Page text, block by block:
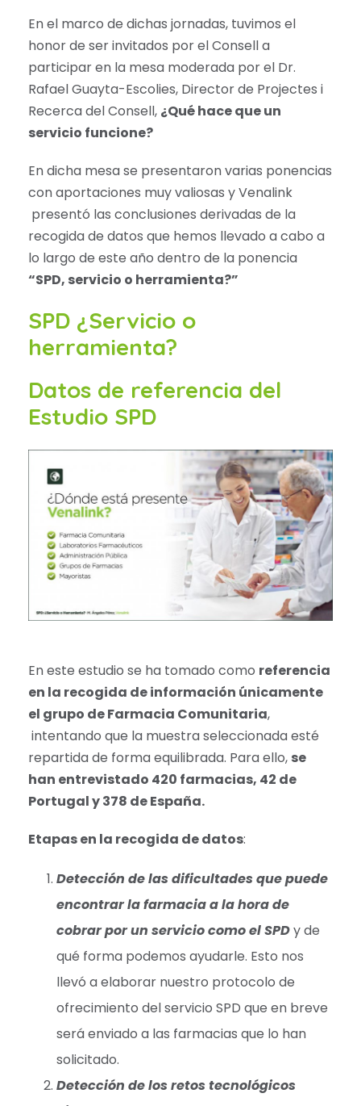
En el marco de dichas jornadas, tuvimos el
honor de ser invitados por el Consell a
participar en la mesa moderada por el Dr.
Rafael Guayta-Escolies, Director de Projectes i
Recerca del Consell, ¿Qué hace que un
servicio funcione?
En dicha mesa se presentaron varias ponencias
con aportaciones muy valiosas y Venalink
presentó las conclusiones derivadas de la
recogida de datos que hemos llevado a cabo a
lo largo de este año dentro de la ponencia
“SPD, servicio o herramienta?”
SPD ¿Servicio o
herramienta?
Datos de referencia del
Estudio SPD
En este estudio se ha tomado como referencia
en la recogida de información únicamente
el grupo de Farmacia Comunitaria,
intentando que la muestra seleccionada esté
repartida de forma equilibrada. Para ello, se
han entrevistado 420 farmacias, 42 de
Portugal y 378 de España.
Etapas en la recogida de datos:
Detección de las dificultades que puede
encontrar la farmacia a la hora de
cobrar por un servicio como el SPDy de
qué forma podemos ayudarle. Esto nos
llevó a elaborar nuestro protocolo de
ofrecimiento del servicio SPD que en breve
será enviado a las farmacias que lo han
solicitado.
Detección de los retos tecnológicos